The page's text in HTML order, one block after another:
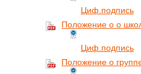
Циф.подпись
Положение о о
Циф.подпись
Положение о